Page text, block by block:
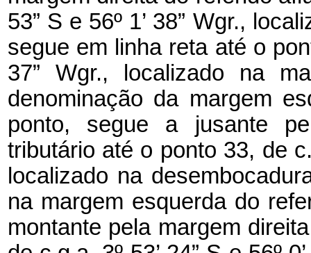
53” S e 56º 1’ 38” Wgr.,
segue em linha reta até o
37” Wgr., localizado na
denominação da margem
ponto, segue a jusante
tributário até o ponto 33, de
localizado na
na margem esquerda do
montante pela margem